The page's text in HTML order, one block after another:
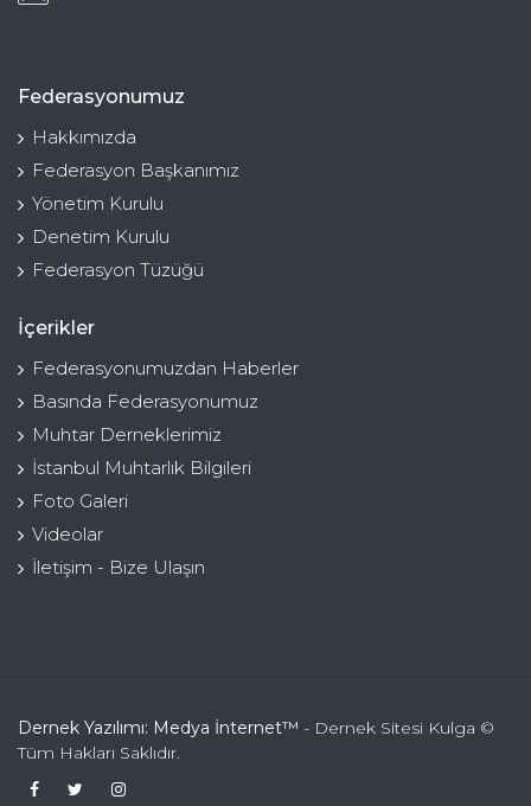
Federasyonumuz
Hakkımızda
Federasyon Başkanımız
Yönetim Kurulu
Denetim Kurulu
Federasyon Tüzüğü
İçerikler
Federasyonumuzdan Haberler
Basında Federasyonumuz
Muhtar Derneklerimiz
İstanbul Muhtarlık Bilgileri
Foto Galeri
Videolar
İletişim - Bize Ulaşın
Dernek Yazılımı: Medya İnternet™ - Dernek Sitesi Kulga ©
Tüm Hakları Saklıdır.